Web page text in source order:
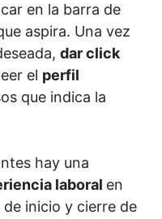
en la barra de
aspira. Una vez
dar click
el perfil
que indica la
hay una
laboral en
inicio y cierre de